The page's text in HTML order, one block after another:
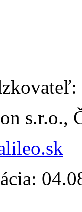
s.r.o.,